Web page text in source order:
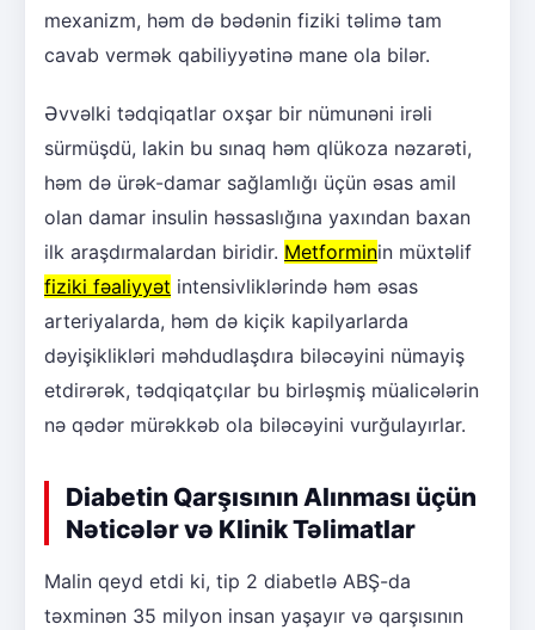
mexanizm, həm də bədənin fiziki təlimə tam
cavab vermək qabiliyyətinə mane ola bilər.
Əvvəlki tədqiqatlar oxşar bir nümunəni irəli
sürmüşdü, lakin bu sınaq həm qlükoza nəzarəti,
həm də ürək-damar sağlamlığı üçün əsas amil
olan damar insulin həssaslığına yaxından baxan
ilk araşdırmalardan biridir. Metforminin müxtəlif
fiziki fəaliyyət intensivliklərində həm əsas
arteriyalarda, həm də kiçik kapilyarlarda
dəyişiklikləri məhdudlaşdıra biləcəyini nümayiş
etdirərək, tədqiqatçılar bu birləşmiş müalicələrin
nə qədər mürəkkəb ola biləcəyini vurğulayırlar.
Diabetin Qarşısının Alınması üçün
Nəticələr və Klinik Təlimatlar
Malin qeyd etdi ki, tip 2 diabetlə ABŞ-da
təxminən 35 milyon insan yaşayır və qarşısının